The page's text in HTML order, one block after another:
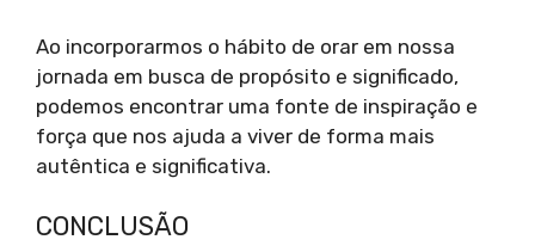
Ao incorporarmos o hábito de orar em nossa
jornada em busca de propósito e significado,
podemos encontrar uma fonte de inspiração e
força que nos ajuda a viver de forma mais
autêntica e significativa.
CONCLUSÃO